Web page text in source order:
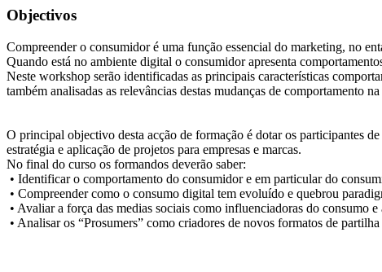
Objectivos
Compreender o consumidor é uma função essencial do marketing, no
Quando está no ambiente digital o consumidor apresenta
Neste workshop serão identificadas as principais características
também analisadas as relevâncias destas mudanças de comportamento
O principal objectivo desta acção de formação é dotar os participantes
estratégia e aplicação de projetos para empresas e marcas.
No final do curso os formandos deverão saber:
• Identificar o comportamento do consumidor e em particular do
• Compreender como o consumo digital tem evoluído e quebrou
• Avaliar a força das medias sociais como influenciadoras do consumo
• Analisar os “Prosumers” como criadores de novos formatos de